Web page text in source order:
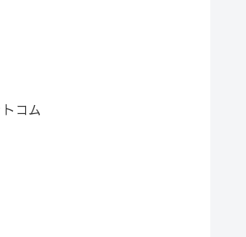
コム